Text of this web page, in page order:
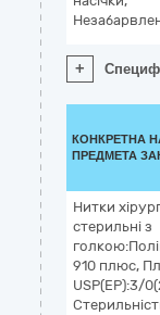
+
КОНКРЕТНА
ПРЕДМЕТА
Нитки
стерильні з
910 плюс,
USP(EP):3/